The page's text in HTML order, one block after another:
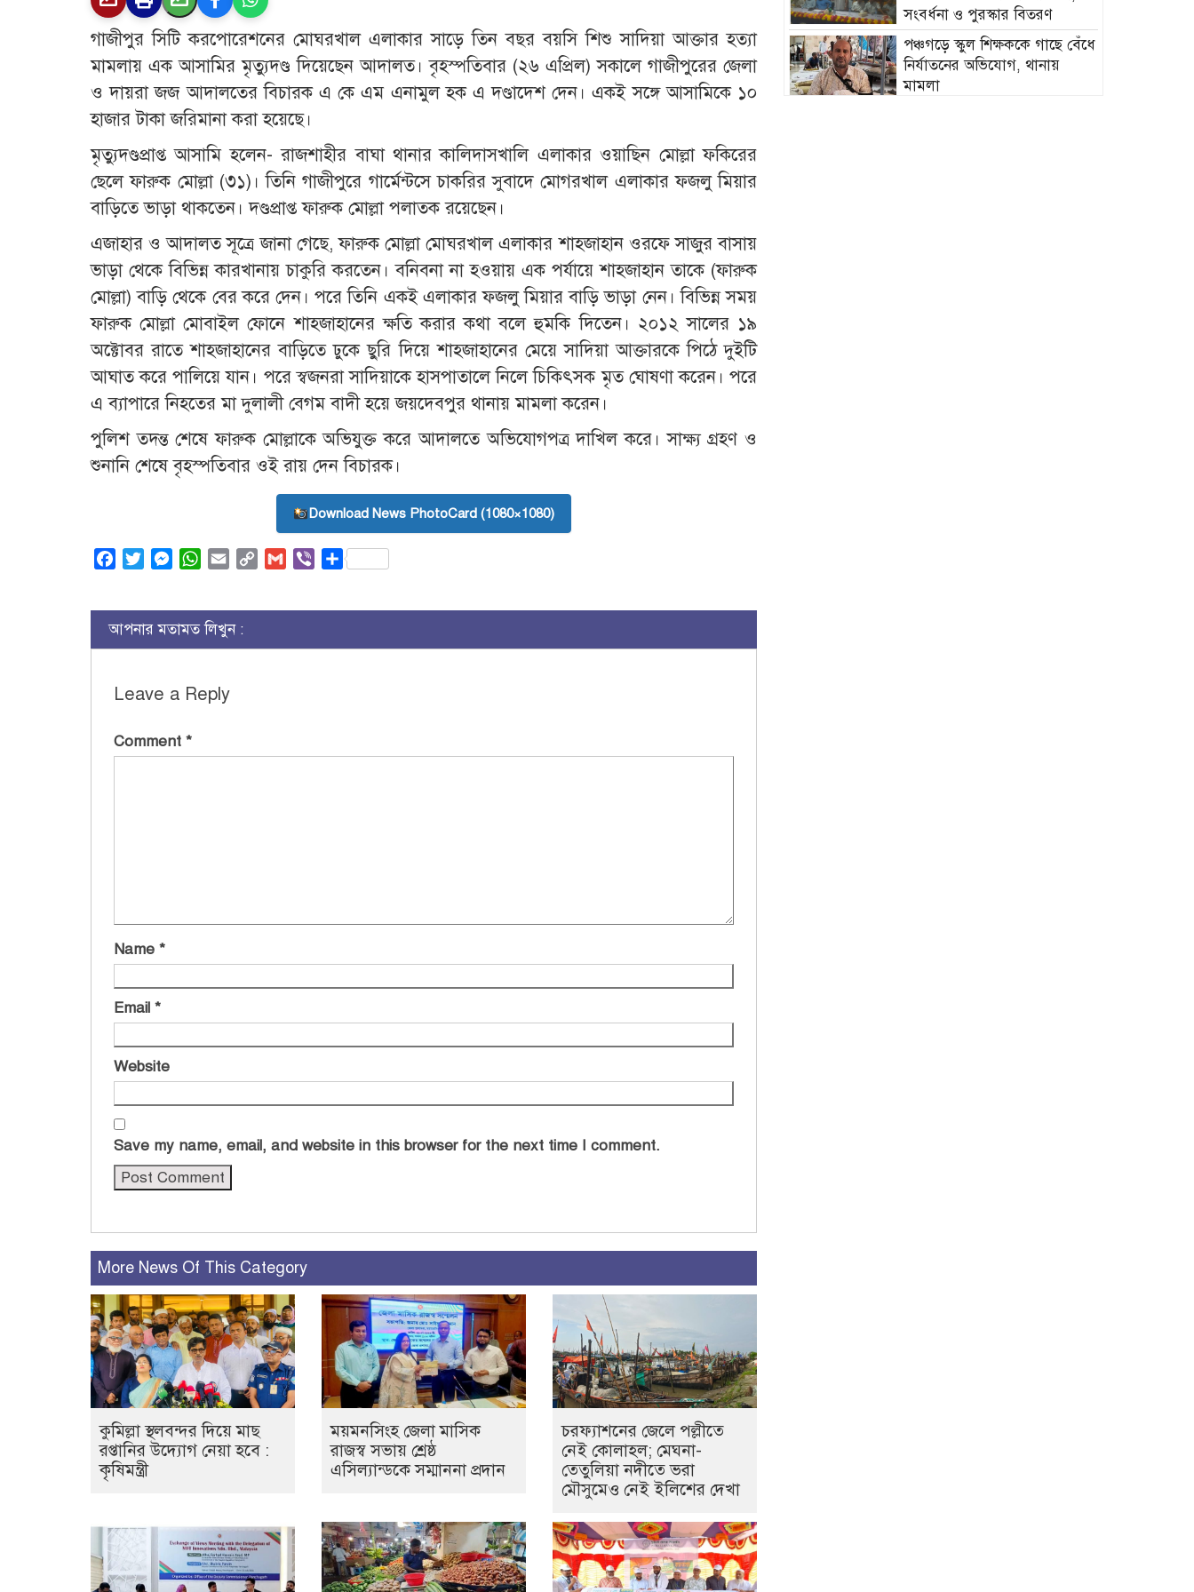
গাজীপুর সিটি করপোরেশনের মোঘরখাল এলাকার সাড়ে তিন বছর বয়সি শিশু সাদিয়া আক্তার হত্যা
মামলায় এক আসামির মৃত্যুদণ্ড দিয়েছেন আদালত। বৃহস্পতিবার (২৬ এপ্রিল) সকালে গাজীপুরের জেলা
ও দায়রা জজ আদালতের বিচারক এ কে এম এনামুল হক এ দণ্ডাদেশ দেন। একই সঙ্গে আসামিকে ১০
হাজার টাকা জরিমানা করা হয়েছে।
মৃত্যুদণ্ডপ্রাপ্ত আসামি হলেন- রাজশাহীর বাঘা থানার কালিদাসখালি এলাকার ওয়াছিন মোল্লা ফকিরের
ছেলে ফারুক মোল্লা (৩১)। তিনি গাজীপুরে গার্মেন্টসে চাকরির সুবাদে মোগরখাল এলাকার ফজলু মিয়ার
বাড়িতে ভাড়া থাকতেন। দণ্ডপ্রাপ্ত ফারুক মোল্লা পলাতক রয়েছেন।
এজাহার ও আদালত সূত্রে জানা গেছে, ফারুক মোল্লা মোঘরখাল এলাকার শাহজাহান ওরফে সাজুর বাসায়
ভাড়া থেকে বিভিন্ন কারখানায় চাকুরি করতেন। বনিবনা না হওয়ায় এক পর্যায়ে শাহজাহান তাকে (ফারুক
মোল্লা) বাড়ি থেকে বের করে দেন। পরে তিনি একই এলাকার ফজলু মিয়ার বাড়ি ভাড়া নেন। বিভিন্ন সময়
ফারুক মোল্লা মোবাইল ফোনে শাহজাহানের ক্ষতি করার কথা বলে হুমকি দিতেন। ২০১২ সালের ১৯
অক্টোবর রাতে শাহজাহানের বাড়িতে ঢুকে ছুরি দিয়ে শাহজাহানের মেয়ে সাদিয়া আক্তারকে পিঠে দুইটি
আঘাত করে পালিয়ে যান। পরে স্বজনরা সাদিয়াকে হাসপাতালে নিলে চিকিৎসক মৃত ঘোষণা করেন। পরে
এ ব্যাপারে নিহতের মা দুলালী বেগম বাদী হয়ে জয়দেবপুর থানায় মামলা করেন।
পুলিশ তদন্ত শেষে ফারুক মোল্লাকে অভিযুক্ত করে আদালতে অভিযোগপত্র দাখিল করে। সাক্ষ্য গ্রহণ ও
শুনানি শেষে বৃহস্পতিবার ওই রায় দেন বিচারক।
Download News PhotoCard (1080×1080)
FacebookTwitterMessenger
WhatsApp
Email
Copy
Gmail ViberShare
আপনার মতামত লিখুন :
Leave a Reply
Comment *
Name *
Email *
Website
Save my name, email, and website in this browser for the next time I comment.
More News Of This Category
কুমিল্লা স্থলবন্দর দিয়ে মাছ
রপ্তানির উদ্যোগ নেয়া হবে :
কৃষিমন্ত্রী
ময়মনসিংহ জেলা মাসিক
রাজস্ব সভায় শ্রেষ্ঠ
এসিল্যান্ডকে সম্মাননা প্রদান
চরফ্যাশনের জেলে পল্লীতে
নেই কোলাহল; মেঘনা-
তেতুলিয়া নদীতে ভরা
মৌসুমেও নেই ইলিশের দেখা
সংবর্ধনা ও পুরস্কার বিতরণ
পঞ্চগড়ে স্কুল শিক্ষককে গাছে বেঁধে
নির্যাতনের অভিযোগ, থানায়
মামলা